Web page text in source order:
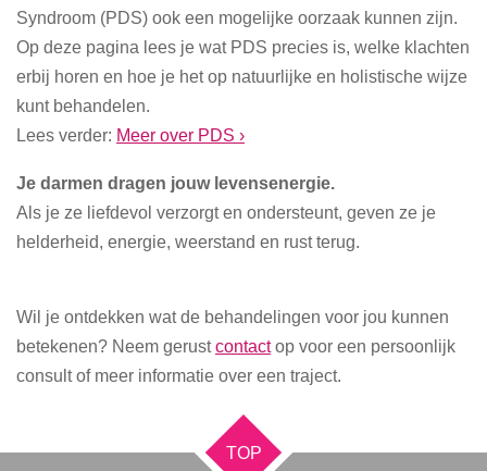
Syndroom (PDS) ook een mogelijke oorzaak kunnen zijn.
Op deze pagina lees je wat PDS precies is, welke klachten
erbij horen en hoe je het op natuurlijke en holistische wijze
kunt behandelen.
Lees verder: Meer over PDS ›
Je darmen dragen jouw levensenergie.
Als je ze liefdevol verzorgt en ondersteunt, geven ze je
helderheid, energie, weerstand en rust terug.
Wil je ontdekken wat de behandelingen voor jou kunnen
betekenen? Neem gerustcontactop voor een persoonlijk
consult of meer informatie over een traject.
TOP